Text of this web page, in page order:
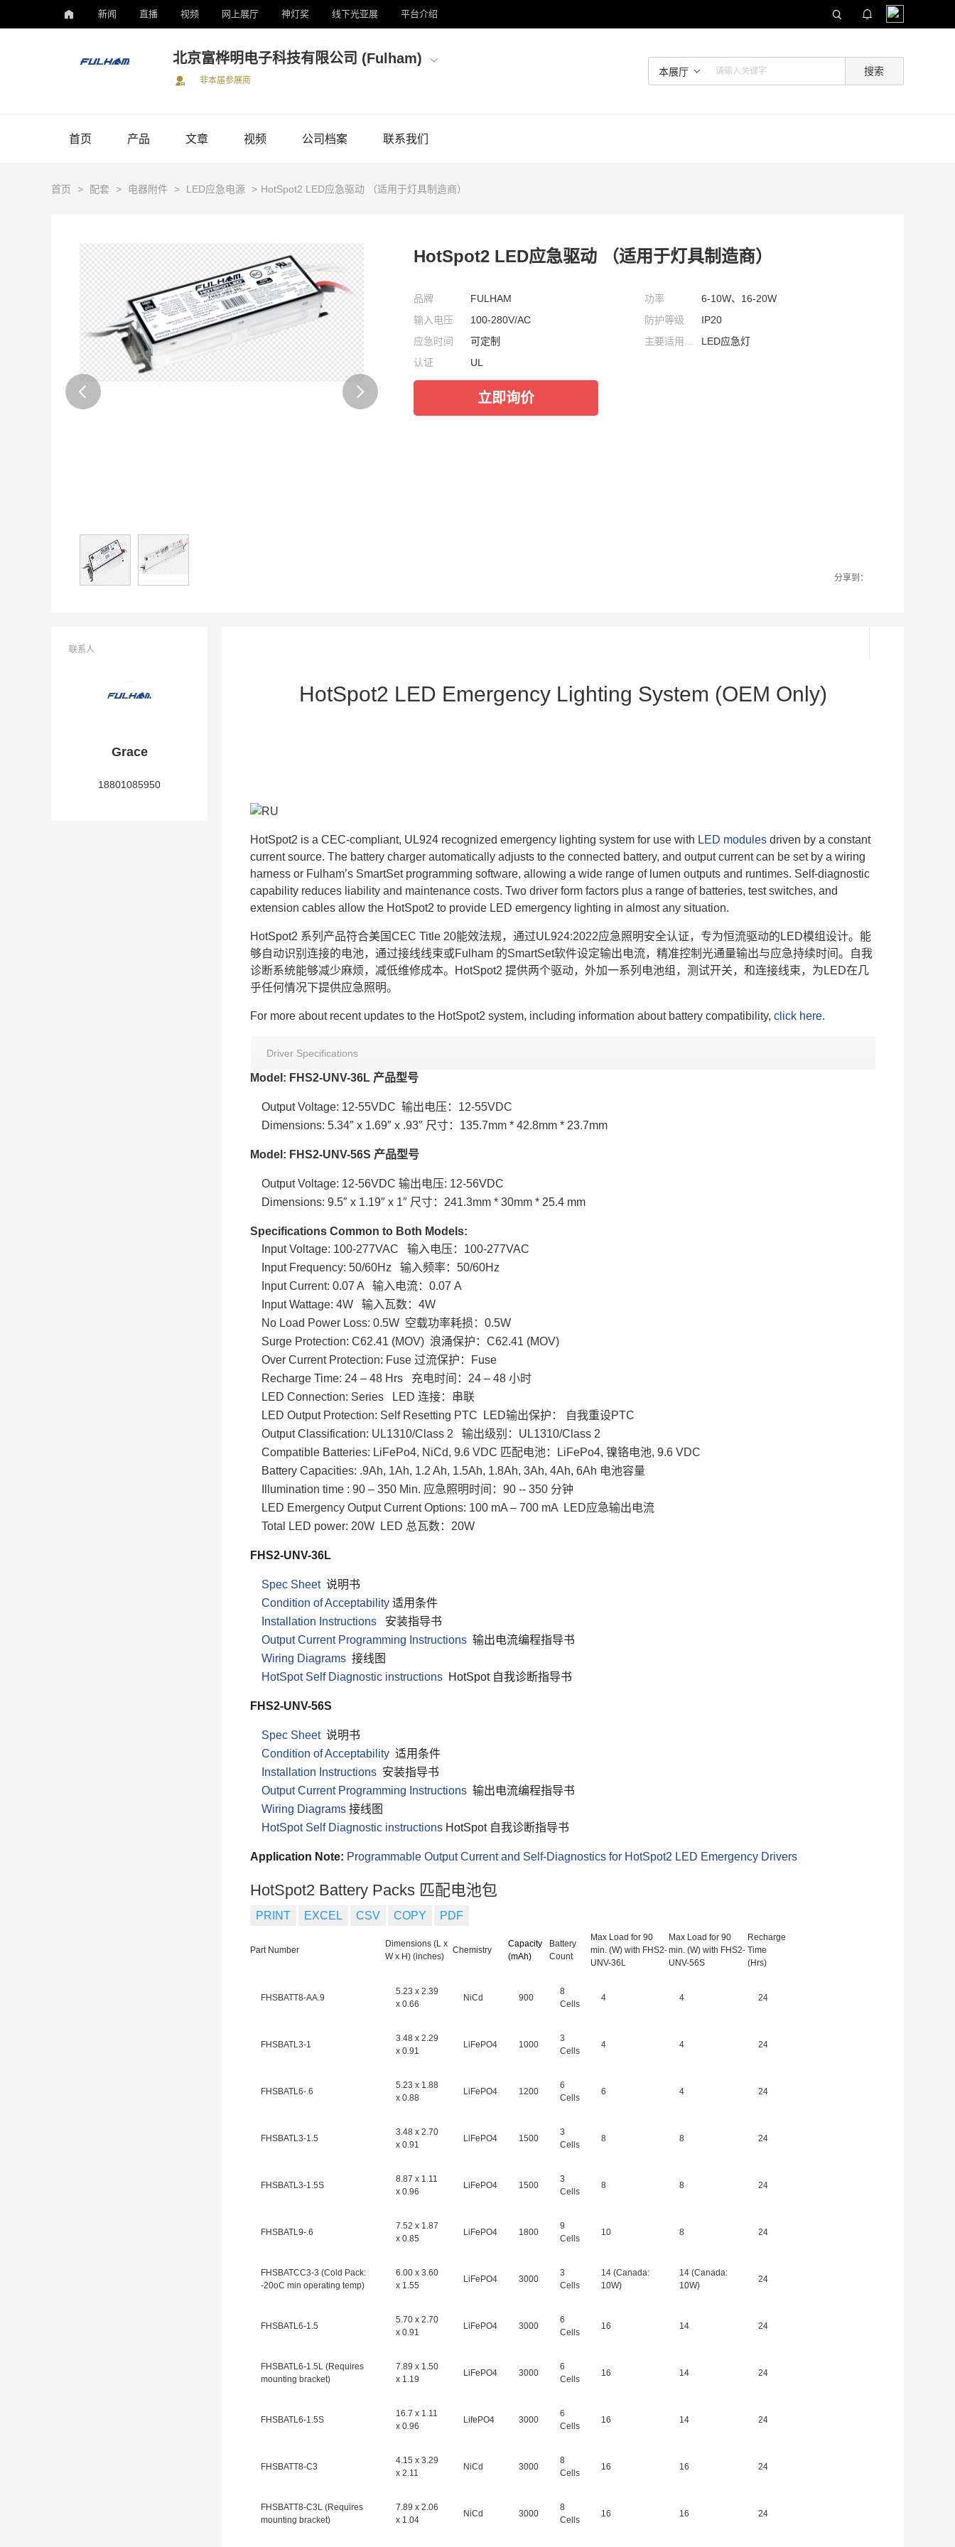
新闻 直播 视频 网上展厅 神灯奖 线下光亚展 平台介绍
北京富桦明电子科技有限公司 (Fulham)
非本届参展商
本展厅
首页 产品 文章 视频 公司档案 联系我们
首页 > 配套 > 电器附件 > LED应急电源 > HotSpot2 LED应急驱动 （适用于灯具制造商）
HotSpot2 LED应急驱动 （适用于灯具制造商）
品牌 FULHAM 功率
6-10W、16-20W
输入电压
100-280V/AC 防护等级
IP20
应急时间
可定制
LED应急灯
认证
UL
分享到：
联系人
Grace
18801085950
HotSpot2 LED Emergency Lighting System (OEM Only)
HotSpot2 is a CEC-compliant, UL924 recognized emergency lighting system for use with LED modules driven by a constant
current source. The battery charger automatically adjusts to the connected battery, and output current can be set by a wiring
harness or Fulham’s SmartSet programming software, allowing a wide range of lumen outputs and runtimes. Self-diagnostic
capability reduces liability and maintenance costs. Two driver form factors plus a range of batteries, test switches, and
extension cables allow the HotSpot2 to provide LED emergency lighting in almost any situation.
HotSpot2 系列产品符合美国CEC Title 20能效法规，通过UL924:2022应急照明安全认证， 专为恒流驱动的LED模组设计。能
够自动识别连接的电池， 通过接线线束或Fulham 的SmartSet软件设定输出电流， 精准控制光通量输出与应急持续时间。自我
诊断系统能够减少麻烦，减低维修成本。HotSpot2 提供两个驱动，外加一系列电池组，测试开关，和连接线束，为LED在几
乎任何情况下提供应急照明。
For more about recent updates to the HotSpot2 system, including information about battery compatibility, click here.
Driver Specifications
Model: FHS2-UNV-36L 产品型号
Output Voltage: 12-55VDC 输出电压： 12-55VDC
Dimensions: 5.34″ x 1.69″ x .93″ 尺寸：135.7mm * 42.8mm * 23.7mm
Model: FHS2-UNV-56S 产品型号
Output Voltage: 12-56VDC 输出电压: 12-56VDC
Dimensions: 9.5″ x 1.19″ x 1″ 尺寸：241.3mm * 30mm * 25.4 mm
Specifications Common to Both Models:
Input Voltage: 100-277VAC 输入电压： 100-277VAC
Input Frequency: 50/60Hz 输入频率： 50/60Hz
Input Current: 0.07 A 输入电流： 0.07 A
Input Wattage: 4W 输入瓦数：4W
No Load Power Loss: 0.5W 空载功率耗损： 0.5W
Surge Protection: C62.41 (MOV) 浪涌保护： C62.41 (MOV)
Over Current Protection: Fuse 过流保护：
Fuse
Recharge Time: 24 – 48 Hrs 充电时间： 24 – 48 小时
LED Connection: Series LED 连接：串联
LED Output Protection: Self Resetting PTC LED输出保护： 自我重设PTC
Output Classification: UL1310/Class 2 输出级别： UL1310/Class 2
Compatible Batteries: LiFePo4, NiCd, 9.6 VDC 匹配电池：
LiFePo4, 镍铬电池, 9.6 VDC
Battery Capacities: .9Ah, 1Ah, 1.2 Ah, 1.5Ah, 1.8Ah, 3Ah, 4Ah, 6Ah 电池容量
Illumination time : 90 – 350 Min. 应急照明时间：90 -- 350 分钟
LED Emergency Output Current Options: 100 mA – 700 mA LED应急输出电流
Total LED power: 20W LED 总瓦数：20W
FHS2-UNV-36L
Spec Sheet说明书
Condition of Acceptability 适用条件
Installation Instructions 安装指导书
Output Current Programming Instructions 输出电流编程指导书
Wiring Diagrams 接线图
HotSpot Self Diagnostic instructions HotSpot 自我诊断指导书
FHS2-UNV-56S
Spec Sheet 说明书
Condition of Acceptability 适用条件
Installation Instructions 安装指导书
Output Current Programming Instructions 输出电流编程指导书
Wiring Diagrams 接线图
HotSpot Self Diagnostic instructions HotSpot 自我诊断指导书
Application Note: Programmable Output Current and Self-Diagnostics for HotSpot2 LED Emergency Drivers
HotSpot2 Battery Packs 匹配电池包
PRINT EXCEL CSV COPY PDF
Part Number
Dimensions (L x
W x H) (inches)
Chemistry
Capacity
(mAh)
Battery
Count
Max Load for 90
min. (W) with FHS2-
UNV-36L
Max Load for 90
min. (W) with FHS2-
UNV-56S
Recharge
Time
(Hrs)
FHSBATT8-AA.9
5.23 x 2.39
x 0.66
NiCd 900
8
Cells
4 4 24
FHSBATL3-1
3.48 x 2.29
x 0.91
LiFePO4 1000
3
Cells
4 4 24
FHSBATL6-.6
5.23 x 1.88
x 0.88
LiFePO4 1200
6
Cells
6 4 24
FHSBATL3-1.5
3.48 x 2.70
x 0.91
LiFePO4 1500
3
Cells
8 8 24
FHSBATL3-1.5S
8.87 x 1.11
x 0.96
LiFePO4 1500
3
Cells
8 8 24
FHSBATL9-.6
7.52 x 1.87
x 0.85
LiFePO4 1800
9
Cells
10 8 24
FHSBATCC3-3 (Cold Pack:
-20oC min operating temp)
6.00 x 3.60
x 1.55
LiFePO4 3000
3
Cells
14 (Canada:
10W)
14 (Canada:
10W)
24
FHSBATL6-1.5
5.70 x 2.70
x 0.91
LiFePO4 3000
6
Cells
16 14 24
FHSBATL6-1.5L (Requires
mounting bracket)
7.89 x 1.50
x 1.19
LiFePO4 3000
6
Cells
16 14 24
FHSBATL6-1.5S
16.7 x 1.11
x 0.96
LifePO4 3000
6
Cells
16 14 24
FHSBATT8-C3
4.15 x 3.29
x 2.11
NiCd 3000
8
Cells
16 16 24
FHSBATT8-C3L (Requires
mounting bracket)
7.89 x 2.06
x 1.04
NiCd 3000
8
Cells
16 16 24